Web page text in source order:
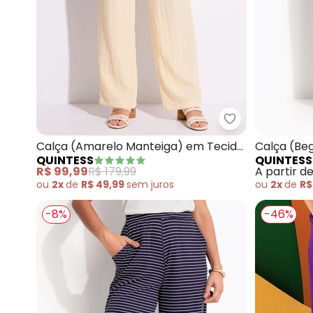
Quintess -
Calça (Amarelo Manteiga) em Tecido
Gaze
QUINTESS
R$ 99,99R$ 179,99
ou 2xde R$ 49,99sem juros
Calça
QUINTESS
A partir de
ou 2xde
-8% -46%